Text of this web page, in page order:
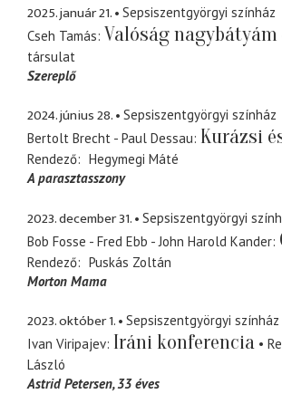
2025. január 21.
Sepsiszentgyörgyi színház
Cseh Tamás Valóság nagybátyám
társulat
Szereplő
2024. június 28.
Sepsiszentgyörgyi színház
Bertolt Brecht - Paul Dessau Kurázsi
Rendező
Hegymegi Máté
A parasztasszony
2023. december 31.
Sepsiszentgyörgyi
Bob Fosse - Fred Ebb - John Harold Kander
Rendező
Puskás Zoltán
Morton Mama
2023. október 1.
Sepsiszentgyörgyi színház
Ivan Viripajev Iráni konferencia
László
Astrid Petersen, 33 éves